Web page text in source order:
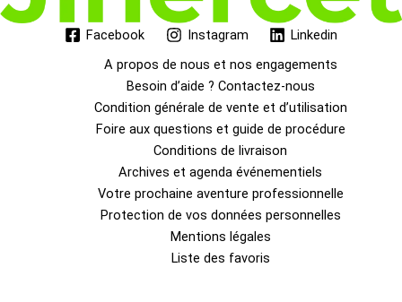
Facebook Instagram
Linkedin
A propos de nous et nos engagements
Besoin d’aide ? Contactez-nous
Condition générale de vente et d’utilisation
Foire aux questions et guide de procédure
Conditions de livraison
Archives et agenda événementiels
Votre prochaine aventure professionnelle
Protection de vos données personnelles
Mentions légales
Liste des favoris